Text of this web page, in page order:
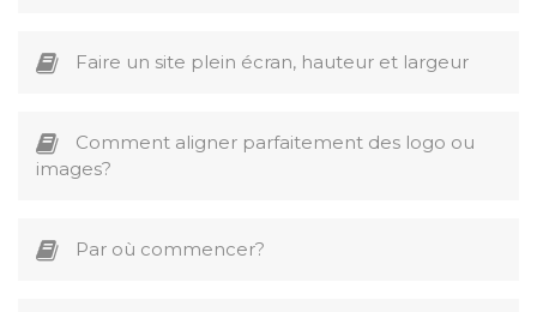
Faire un site plein écran, hauteur et largeur
Comment aligner parfaitement des logo ou
images?
Par où commencer?